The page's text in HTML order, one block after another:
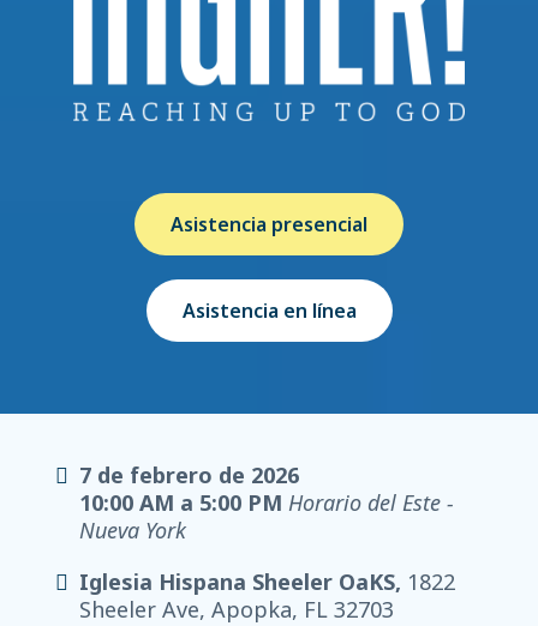
Asistencia presencial
Asistencia en línea
7 de febrero de 2026
10:00 AM a 5:00 PM Horario del Este -
Nueva York
Iglesia Hispana Sheeler OaKS, 1822
Sheeler Ave, Apopka, FL 32703